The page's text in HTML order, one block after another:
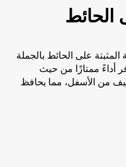
الحائط
على الحائط بالجملة
أداءً ممتازًا من حيث
من الأسفل، مما يحافظ